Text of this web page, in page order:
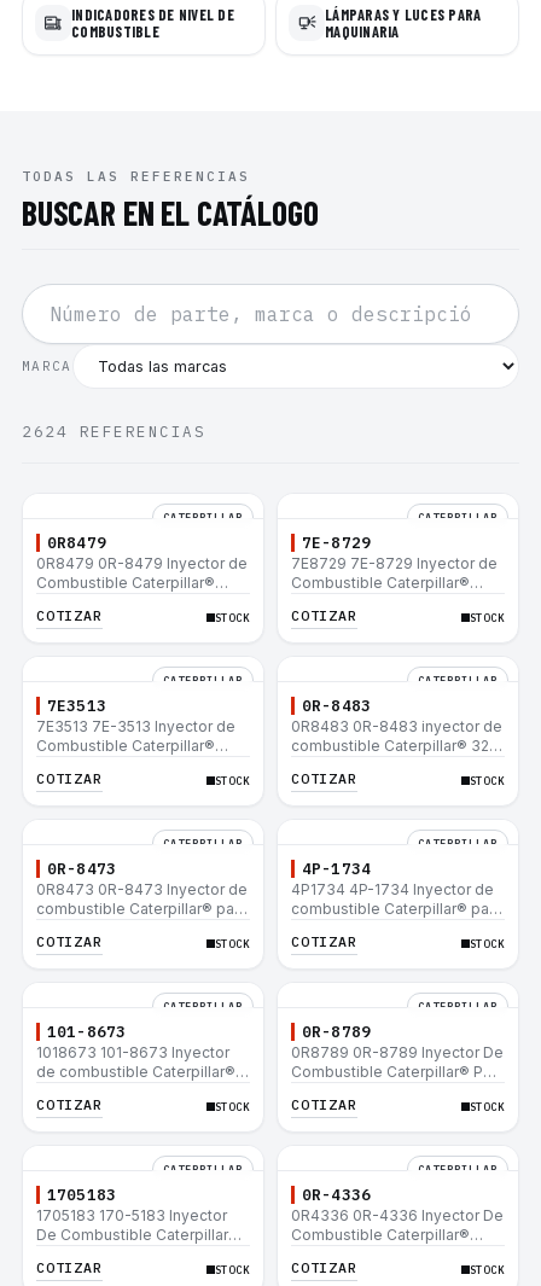
INDICADORES DE NIVEL DE
COMBUSTIBLE
LÁMPARAS Y LUCES PARA
MAQUINARIA
TODAS LAS REFERENCIAS
BUSCAR EN EL CATÁLOGO
MARCA
2624 REFERENCIAS
CATERPILLAR
0R8479
0R8479 0R-8479 Inyector de
Combustible Caterpillar®
IT14B 910E
COTIZAR STOCK
CATERPILLAR
7E-8729
7E8729 7E-8729 Inyector de
Combustible Caterpillar®
IT14B 910E
COTIZAR STOCK
CATERPILLAR
7E3513
7E3513 7E-3513 Inyector de
Combustible Caterpillar®
IT14B 910E
COTIZAR STOCK
CATERPILLAR
0R-8483
0R8483 0R-8483 inyector de
combustible Caterpillar® 320
320N 320-A S IT18F IT28F
COTIZAR STOCK
CATERPILLAR
0R-8473
0R8473 0R-8473 Inyector de
combustible Caterpillar® para
COTIZAR STOCK
CATERPILLAR
4P-1734
4P1734 4P-1734 Inyector de
combustible Caterpillar® para
COTIZAR STOCK
CATERPILLAR
101-8673
1018673 101-8673 Inyector
de combustible Caterpillar®
COTIZAR STOCK
CATERPILLAR
0R-8789
0R8789 0R-8789 Inyector De
Combustible Caterpillar® PM-
RM-350 SM-350
COTIZAR STOCK
CATERPILLAR
1705183
1705183 170-5183 Inyector
De Combustible Caterpillar®
12H 140G 950B
COTIZAR STOCK
CATERPILLAR
0R-4336
0R4336 0R-4336 Inyector De
Combustible Caterpillar®
12H 140G 950B
COTIZAR STOCK